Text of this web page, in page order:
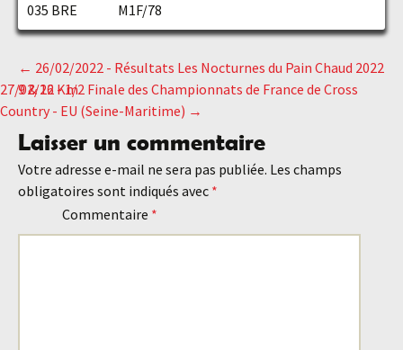
035 BRE M1F/78
Navigation
des
articles
← 26/02/2022 - Résultats Les Nocturnes du Pain Chaud 2022
9 & 16 Km
27/02/22 - 1/2 Finale des Championnats de France de Cross
Country - EU (Seine-Maritime) →
Laisser un commentaire
Votre adresse e-mail ne sera pas publiée. Les champs
obligatoires sont indiqués avec *
Commentaire *